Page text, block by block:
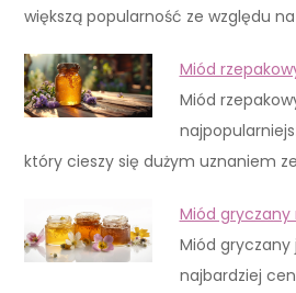
większą popularność ze względu
Miód
Miód
który cieszy się dużym uznaniem
Miód
Miód
najbardziej